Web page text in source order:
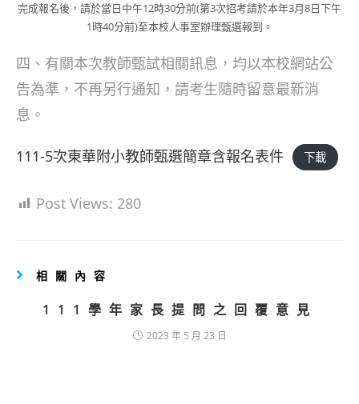
完成報名後，請於當日中午12時30分前(第3次招考請於本年3月8日下午
1時40分前)至本校人事室辦理甄選報到。
四、有關本次教師甄試相關訊息，均以本校網站公
告為準，不再另行通知，請考生隨時留意最新消
息。
111-5次東華附小教師甄選簡章含報名表件 下載
Post Views: 280
相關內容
111學年家長提問之回覆意見
2023 年 5 月 23 日